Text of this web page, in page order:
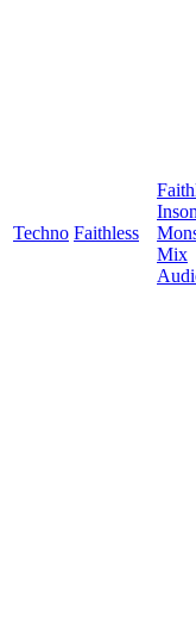
Techno Faithless
Mix